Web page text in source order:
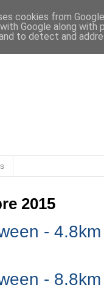
2015
-
-
cookies from
Google along
to detect and